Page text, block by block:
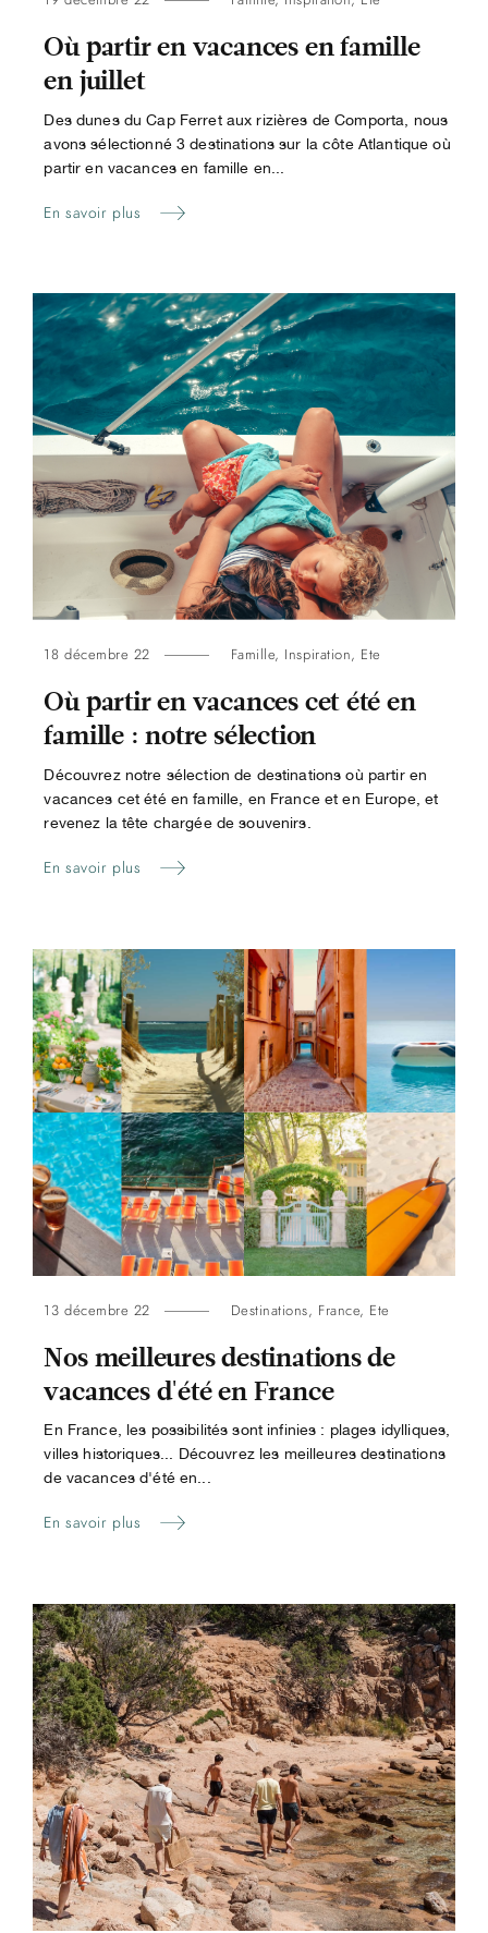
Où partir en vacances en famille
en juillet
Des dunes du Cap Ferret aux rizières de Comporta, nous
avons sélectionné 3 destinations sur la côte Atlantique où
partir en vacances en famille en...
En savoir plus
18 décembre 22 Famille, Inspiration, Ete
Où partir en vacances cet été en
famille : notre sélection
Découvrez notre sélection de destinations où partir en
vacances cet été en famille, en France et en Europe, et
revenez la tête chargée de souvenirs.
En savoir plus
13 décembre 22 Destinations, France, Ete
Nos meilleures destinations de
vacances d'été en France
En France, les possibilités sont infinies : plages idylliques,
villes historiques... Découvrez les meilleures destinations
de vacances d'été en...
En savoir plus